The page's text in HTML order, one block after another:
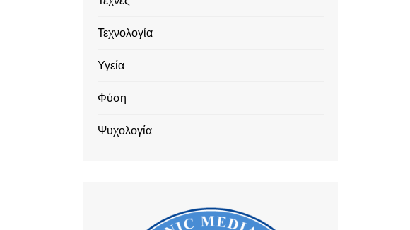
Τεχνολογία
Υγεία
Φύση
Ψυχολογία